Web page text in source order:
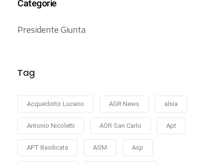
Categorie
Presidente Giunta
Tag
Acquedotto Lucano AGR News alsia
Antonio Nicoletti AOR San Carlo Apt
APT Basilicata ASM Asp